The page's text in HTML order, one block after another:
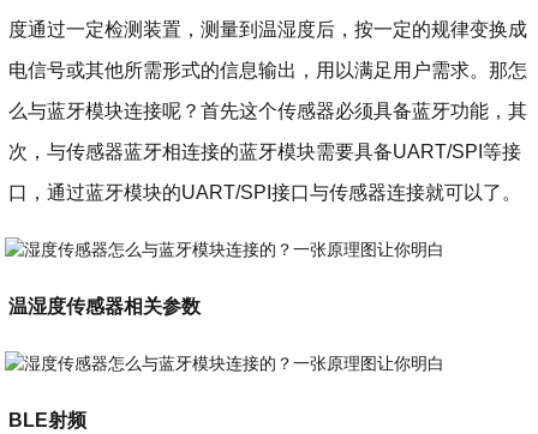
度通过一定检测装置，测量到温湿度后，按一定的规律变换成
电信号或其他所需形式的信息输出，用以满足用户需求。那怎
么与蓝牙模块连接呢？首先这个传感器必须具备蓝牙功能，其
次，与传感器蓝牙相连接的蓝牙模块需要具备UART/SPI等接
口，通过蓝牙模块的UART/SPI接口与传感器连接就可以了。
温湿度传感器相关参数
BLE射频